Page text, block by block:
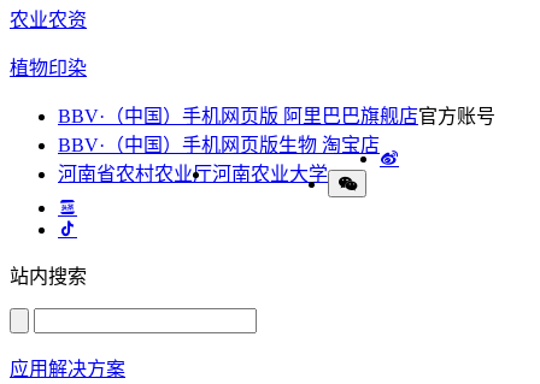
农业农资
植物印染
BBV·（中国）手机网页版 阿里巴巴旗舰店
BBV·（中国）手机网页版生物 淘宝店
河南省农村农业厅河南农业大学
官方账号
站内搜索
应用解决方案